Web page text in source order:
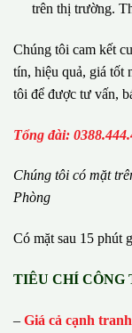
trên thị trường.
Chúng tôi cam kết
tín, hiệu quả, giá tốt
tôi để được tư vấn,
Tổng đài:
Chúng tôi có mặt trê
Phòng
Có mặt sau 15 phút
TIÊU CHÍ CÔNG
– Giá cả cạnh tranh